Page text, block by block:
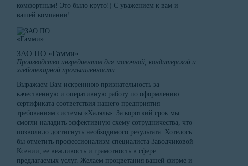
комфортным! Это было круто!) С уважением к вам и
вашей компании!
ЗАО ПО «Гамми»
Производство ингредиентов для молочной, кондитерской и
хлебопекарной промышленности
Выражаем Вам искреннюю признательность за
качественную и оперативную работу по оформлению
сертификата соответствия нашего предприятия
требованиям системы «Халяль». За короткий срок мы
смогли наладить эффективную схему сотрудничества, что
позволило достигнуть необходимого результата. Хотелось
бы отметить профессионализм специалиста Заводчиковой
Ксении, ее вежливость и грамотность в сфере
предлагаемых услуг. Желаем процветания вашей фирме и